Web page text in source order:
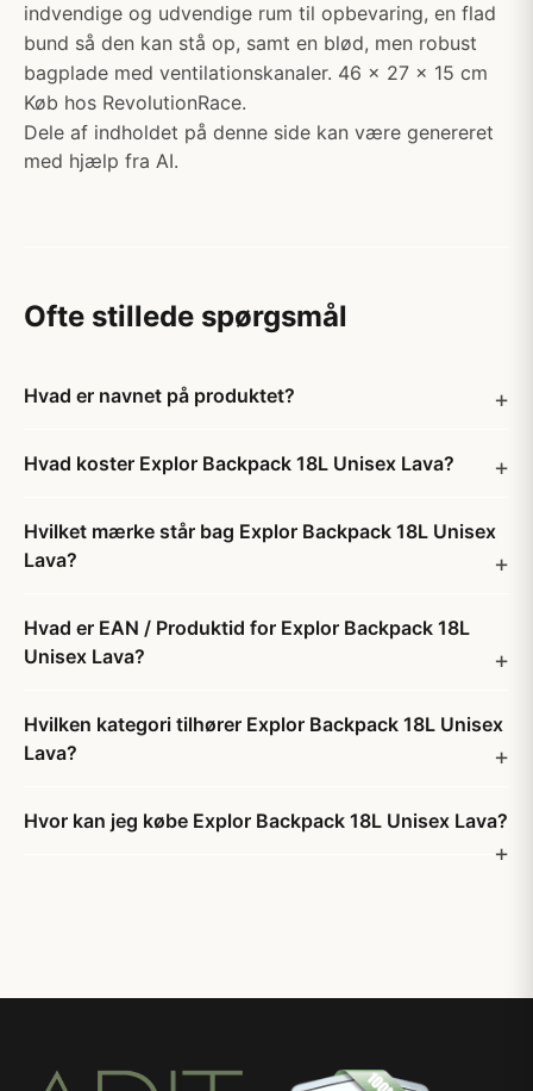
indvendige og udvendige rum til opbevaring, en flad
bund så den kan stå op, samt en blød, men robust
bagplade med ventilationskanaler. 46 x 27 x 15 cm
Køb hos RevolutionRace.
Dele af indholdet på denne side kan være genereret
med hjælp fra AI.
Ofte stillede spørgsmål
Hvad er navnet på produktet?
Hvad koster Explor Backpack 18L Unisex Lava?
Hvilket mærke står bag Explor Backpack 18L Unisex
Lava?
Hvad er EAN / Produktid for Explor Backpack 18L
Unisex Lava?
Hvilken kategori tilhører Explor Backpack 18L Unisex
Lava?
Hvor kan jeg købe Explor Backpack 18L Unisex Lava?